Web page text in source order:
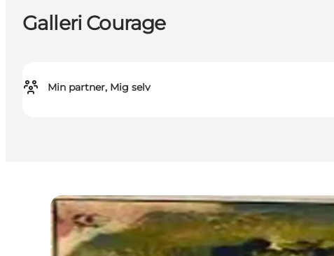
Galleri Courage
Min partner, Mig selv